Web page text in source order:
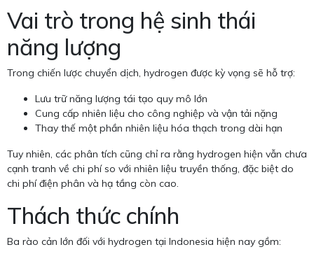
Vai trò trong hệ sinh thái
năng lượng
Trong chiến lược chuyển dịch, hydrogen được kỳ vọng sẽ hỗ trợ:
Lưu trữ năng lượng tái tạo quy mô lớn
Cung cấp nhiên liệu cho công nghiệp và vận tải nặng
Thay thế một phần nhiên liệu hóa thạch trong dài hạn
Tuy nhiên, các phân tích cũng chỉ ra rằng hydrogen hiện vẫn chưa
cạnh tranh về chi phí so với nhiên liệu truyền thống, đặc biệt do
chi phí điện phân và hạ tầng còn cao.
Thách thức chính
Ba rào cản lớn đối với hydrogen tại Indonesia hiện nay gồm: